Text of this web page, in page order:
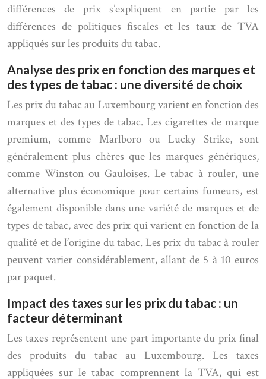
différences de prix s’expliquent en partie par les
différences de politiques fiscales et les taux de TVA
appliqués sur les produits du tabac.
Analyse des prix en fonction des marques et
des types de tabac : une diversité de choix
Les prix du tabac au Luxembourg varient en fonction des
marques et des types de tabac. Les cigarettes de marque
premium, comme Marlboro ou Lucky Strike, sont
généralement plus chères que les marques génériques,
comme Winston ou Gauloises. Le tabac à rouler, une
alternative plus économique pour certains fumeurs, est
également disponible dans une variété de marques et de
types de tabac, avec des prix qui varient en fonction de la
qualité et de l’origine du tabac. Les prix du tabac à rouler
peuvent varier considérablement, allant de 5 à 10 euros
par paquet.
Impact des taxes sur les prix du tabac : un
facteur déterminant
Les taxes représentent une part importante du prix final
des produits du tabac au Luxembourg. Les taxes
appliquées sur le tabac comprennent la TVA, qui est